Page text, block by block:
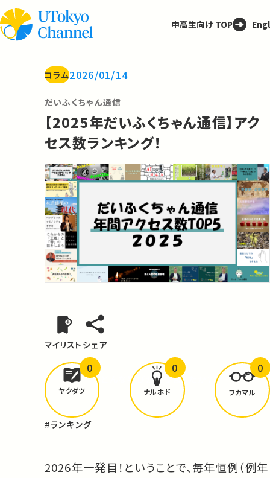
中高生向け TOP
コラム2026/01/14
だいふくちゃん通信
【2025年だいふくちゃん通信】アク
セス数ランキング！
マイリスト シェア
どんな学びがありましたか？
ヤクダツ
0
ナルホド
0
フカマル
0
#ランキング
2026年一発目！ということで、毎年恒例（例年